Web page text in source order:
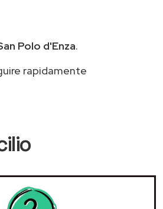
Polo d'Enza.
rapidamente